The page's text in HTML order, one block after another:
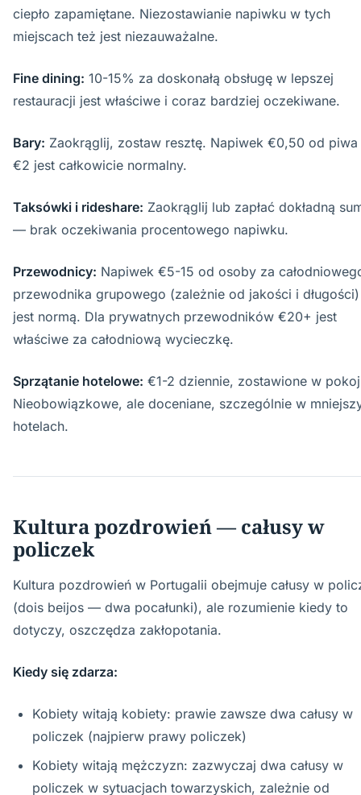
ciepło zapamiętane. Niezostawianie napiwku w tych
miejscach też jest niezauważalne.
Fine dining: 10-15% za doskonałą obsługę w lepszej
restauracji jest właściwe i coraz bardziej oczekiwane.
Bary: Zaokrąglij, zostaw resztę. Napiwek €0,50 od piwa
€2 jest całkowicie normalny.
Taksówki i rideshare: Zaokrąglij lub zapłać dokładną
— brak oczekiwania procentowego napiwku.
Przewodnicy: Napiwek €5-15 od osoby za
przewodnika grupowego (zależnie od jakości i długości)
jest normą. Dla prywatnych przewodników €20+ jest
właściwe za całodniową wycieczkę.
Sprzątanie hotelowe: €1-2 dziennie, zostawione w
Nieobowiązkowe, ale doceniane, szczególnie w
hotelach.
Kultura pozdrowień — całusy w
policzek
Kultura pozdrowień w Portugalii obejmuje całusy w
(dois beijos — dwa pocałunki), ale rozumienie kiedy to
dotyczy, oszczędza zakłopotania.
Kiedy się zdarza:
Kobiety witają kobiety: prawie zawsze dwa całusy w
policzek (najpierw prawy policzek)
Kobiety witają mężczyzn: zazwyczaj dwa całusy w
policzek w sytuacjach towarzyskich, zależnie od